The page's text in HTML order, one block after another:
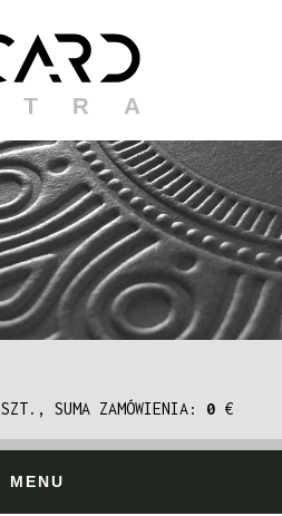
SZT., SUMA ZAMÓWIENIA: 0 €
MENU